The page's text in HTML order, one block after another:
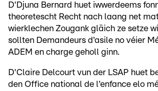
D'Djuna Bernard huet iwwerdeems
theoretescht Recht nach laang net
wierklechen Zougank gläich ze setze
sollten Demandeurs d'asile no véier
ADEM en charge geholl ginn.
D'Claire Delcourt vun der LSAP huet
den Office national de l'enfance elo